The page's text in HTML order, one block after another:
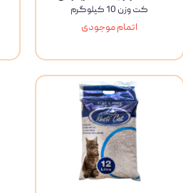
کت وزن 10 کیلوگرم
اتمام موجودی